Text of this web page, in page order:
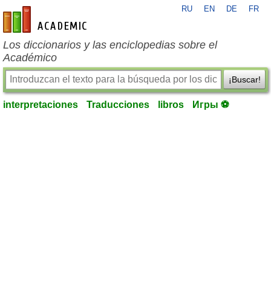
es-academic.com
RU EN DE FR
Los diccionarios y las enciclopedias sobre el
Académico
¡Buscar!
interpretaciones Traducciones libros Игры ⚽